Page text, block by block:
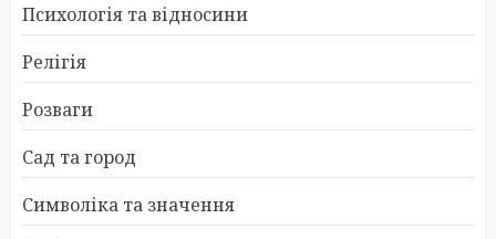
Психологія та відносини
Релігія
Розваги
Сад та город
Символіка та значення